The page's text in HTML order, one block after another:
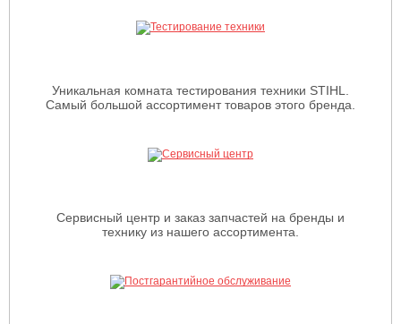
Уникальная комната тестирования техники STIHL.
Самый большой ассортимент товаров этого бренда.
Сервисный центр и заказ запчастей на бренды и
технику из нашего ассортимента.